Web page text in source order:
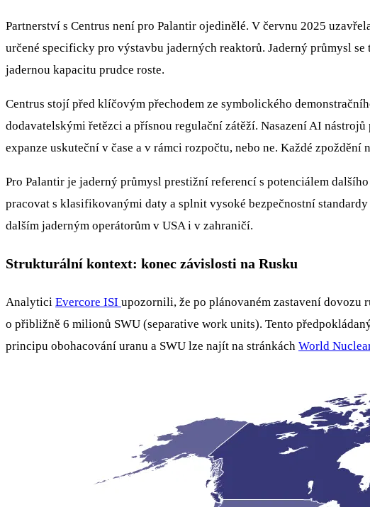
Partnerství s Centrus není pro Palantir ojedinělé. V červnu 2025
určené specificky pro výstavbu jaderných reaktorů. Jaderný průmysl
jadernou kapacitu prudce roste.
Centrus stojí před klíčovým přechodem ze symbolického
dodavatelskými řetězci a přísnou regulační zátěží. Nasazení AI
expanze uskuteční v čase a v rámci rozpočtu, nebo ne. Každé
Pro Palantir je jaderný průmysl prestižní referencí s potenciálem
pracovat s klasifikovanými daty a splnit vysoké bezpečnostní
dalším jaderným operátorům v USA i v zahraničí.
Strukturální kontext: konec závislosti na Rusku
Analytici Evercore ISI upozornili, že po plánovaném zastavení dovozu
o přibližně 6 milionů SWU (separative work units). Tento
principu obohacování uranu a SWU lze najít na stránkách World